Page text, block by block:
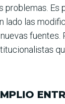
problemas. Es
lado las
fuentes.